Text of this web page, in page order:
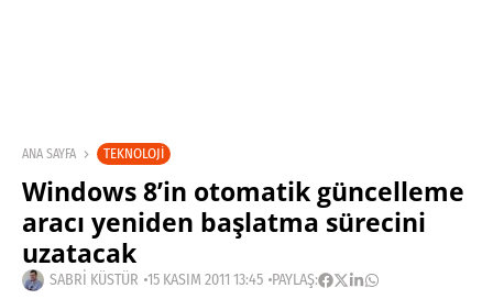
ANA SAYFA TEKNOLOJI
Windows 8’in otomatik güncelleme
aracı yeniden başlatma sürecini
uzatacak
SABRI KÜSTÜR 15 KASIM 2011 13:45 PAYLAŞ: